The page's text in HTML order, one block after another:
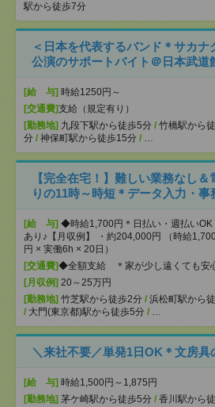
駅から徒歩7分
＜日本を代表するバンド＊サカナ
公演のサポートバイト＠日本武道
[給 与] 時給1250円～
[交通費]支給（規定有り）
[勤務地] 九段下駅から徒歩5分 / 竹橋駅から
分 / 神保町駅から徒歩15分 / …
【完全在宅！】難しい業務なし＆
りの11時～時短＊データ入力・事
[給 与] ◆時給1,700円＊日払い・週払いOK
あり♪【月収例】 ・約204,000円 （時給
円 × 実働6h × 20日）
[交通費]◆全額支給 ＊家が少し遠くても安
[月収例] 20～25万円
[勤務地] 竹芝駅から徒歩2分 / 浜松町駅から
/ 大門(東京都)駅から徒歩5分 / …
＼来社不要／単発1日OK＊文房具
[給 与] 時給1,500円～1,875円
[勤務地] 茅ケ崎駅から徒歩5分 / 香川駅から